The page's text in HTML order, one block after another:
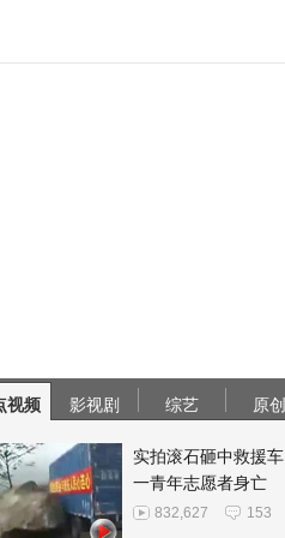
视频 影视剧 综艺 原创
实拍滚石砸中救援车
一青年志愿者身亡
832,627 153